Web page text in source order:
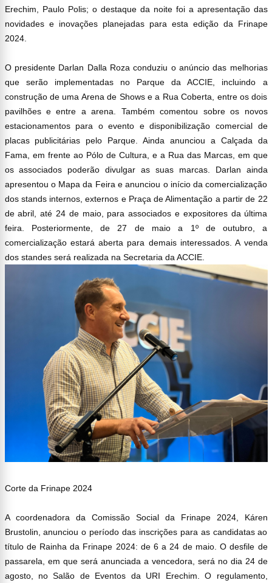
Erechim, Paulo Polis; o destaque da noite foi a apresentação das
novidades e inovações planejadas para esta edição da Frinape
2024.
O presidente Darlan Dalla Roza conduziu o anúncio das melhorias
que serão implementadas no Parque da ACCIE, incluindo a
construção de uma Arena de Shows e a Rua Coberta, entre os dois
pavilhões e entre a arena. Também comentou sobre os novos
estacionamentos para o evento e disponibilização comercial de
placas publicitárias pelo Parque. Ainda anunciou a Calçada da
Fama, em frente ao Pólo de Cultura, e a Rua das Marcas, em que
os associados poderão divulgar as suas marcas. Darlan ainda
apresentou o Mapa da Feira e anunciou o início da comercialização
dos stands internos, externos e Praça de Alimentação a partir de 22
de abril, até 24 de maio, para associados e expositores da última
feira. Posteriormente, de 27 de maio a 1º de outubro, a
comercialização estará aberta para demais interessados. A venda
dos standes será realizada na Secretaria da ACCIE.
Corte da Frinape 2024
A coordenadora da Comissão Social da Frinape 2024, Káren
Brustolin, anunciou o período das inscrições para as candidatas ao
título de Rainha da Frinape 2024: de 6 a 24 de maio. O desfile de
passarela, em que será anunciada a vencedora, será no dia 24 de
agosto, no Salão de Eventos da URI Erechim. O regulamento,